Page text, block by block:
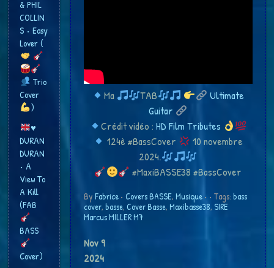
Ma TAB
Ultimate
Guitar
Crédit vidéo : HD Film Tributes
124è #BassCover
10 novembre
2024.
#MaxiBASSE38 #BassCover
By Fabrice• Covers BASSE, Musique• • Tags: bass
cover, basse, Cover Basse, Maxibasse38, SIRE
Marcus MILLER M7
Nov9
2024
& PHIL
COLLIN
S • Easy
Lover (
Trio
Cover
​)
♥️
DURAN
DURAN
• A
View To
A Kill
(FAB
BASS
Cover)